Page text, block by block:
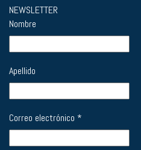
NEWSLETTER
Nombre
Apellido
Correo electrónico *